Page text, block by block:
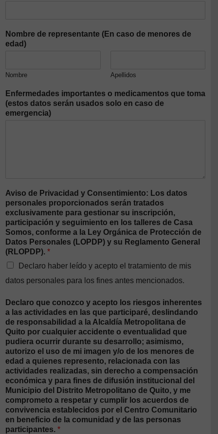
Nombre de representante (En caso de menores de
edad)
Nombre Apellidos
Enfermedades importantes o medicamentos que toma
(estos datos serán usados solo en caso de
emergencia)
Aviso de Privacidad y Consentimiento: Los datos
personales proporcionados serán tratados
exclusivamente para gestionar su inscripción,
participación y seguimiento en los talleres de Casa
Somos, conforme a la Ley Orgánica de Protección de
Datos Personales (LOPDP) y su Reglamento General
(RLOPDP). *
Declaro haber leído y acepto el tratamiento de mis
datos personales para los fines antes mencionados.
Declaro que conozco y acepto los riesgos inherentes
a las actividades en las que participaré, deslindando
de responsabilidad a la Alcaldía Metropolitana de
Quito por cualquier accidente o eventualidad que
pudiera ocurrir durante su desarrollo; asimismo,
autorizo el uso de mi imagen y/o de los menores de
edad a quienes represento, relacionada con las
actividades realizadas, sin derecho a compensación
económica y para fines de difusión institucional del
Municipio del Distrito Metropolitano de Quito, y me
comprometo a respetar y cumplir los acuerdos de
convivencia establecidos por el Centro Comunitario
en beneficio de la comunidad y de las personas
participantes. *